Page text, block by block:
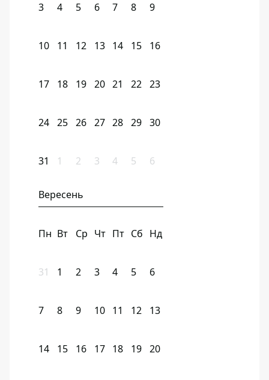
3 4 5 6 7 8 9
10 11 12 13 14 15 16
17 18 19 20 21 22 23
24 25 26 27 28 29 30
31 1 2 3 4 5 6
Вересень
Пн Вт Ср Чт Пт Сб Нд
31 1 2 3 4 5 6
7 8 9 10 11 12 13
14 15 16 17 18 19 20